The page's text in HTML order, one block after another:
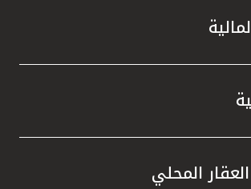
المحلي